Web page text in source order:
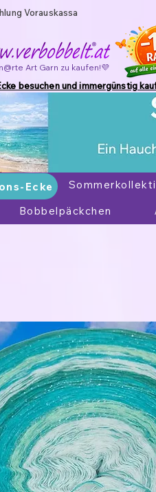
Vorauskassa
Art Garn zu kaufen!💜
besuchen und immergünstig
Ecke
Bobbelpäckchen
Ecke